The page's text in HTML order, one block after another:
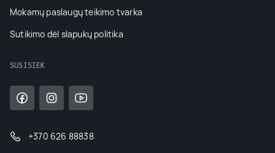
Mokamų paslaugų teikimo tvarka
Sutikimo dėl slapukų politika
SUSISIEK
+370 626 88838